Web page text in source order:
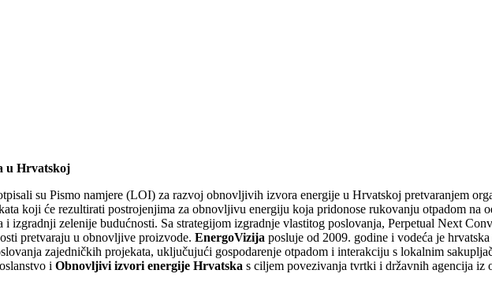
u Hrvatskoj
su Pismo namjere (LOI) za razvoj obnovljivih izvora energije u Hrvatskoj pretvaranjem
koji će rezultirati postrojenjima za obnovljivu energiju koja pridonose rukovanju otpadom na
zelenije budućnosti. Sa strategijom izgradnje vlastitog poslovanja, Perpetual Next
pretvaraju u obnovljive proizvode. EnergoVizija posluje od 2009. godine i vodeća je
zajedničkih projekata, uključujući gospodarenje otpadom i interakciju s lokalnim
i Obnovljivi izvori energije Hrvatska s ciljem povezivanja tvrtki i državnih agencija iz